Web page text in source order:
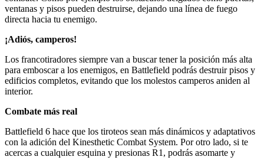
ventanas y pisos pueden destruirse, dejando una línea de fuego
directa hacia tu enemigo.
¡Adiós, camperos!
Los francotiradores siempre van a buscar tener la posición más alta
para emboscar a los enemigos, en Battlefield podrás destruir pisos y
edificios completos, evitando que los molestos camperos aniden al
interior.
Combate más real
Battlefield 6 hace que los tiroteos sean más dinámicos y adaptativos
con la adición del Kinesthetic Combat System. Por otro lado, si te
acercas a cualquier esquina y presionas R1, podrás asomarte y